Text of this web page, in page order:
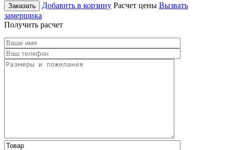
Заказать Добавить в корзину Расчет цены Вызвать
замерщика
Получить расчет